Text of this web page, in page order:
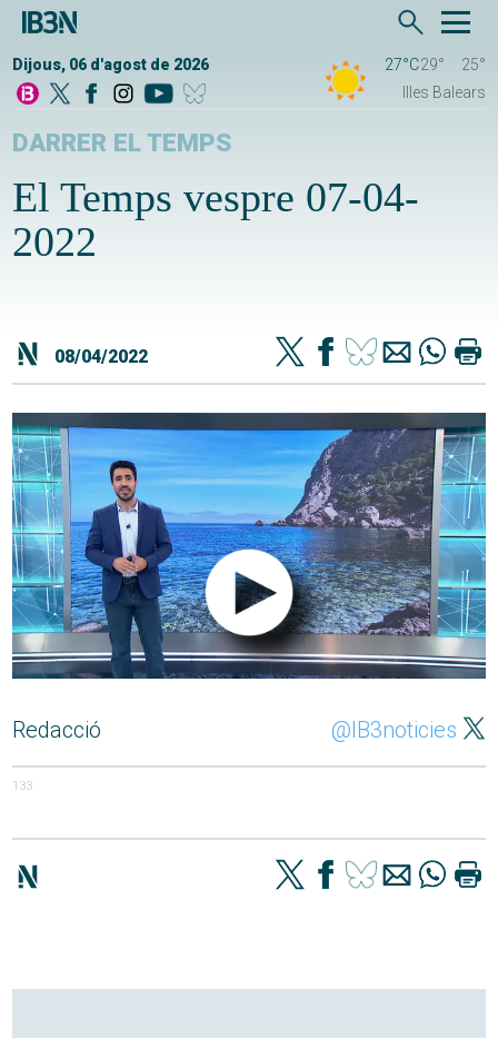
Dijous, 06 d'agost de 2026 27°C29°
25°
Illes Balears
DARRER EL TEMPS
El Temps vespre 07-04-
2022
08/04/2022
Redacció @IB3noticies
133